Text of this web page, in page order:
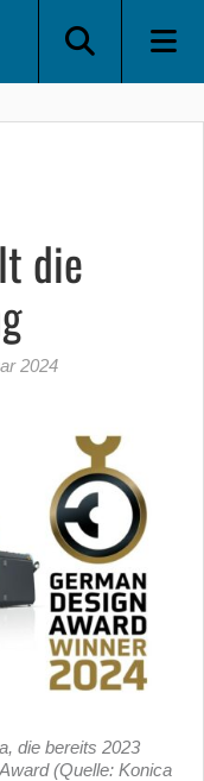
die
2024
die bereits 2023
(Quelle: Konica